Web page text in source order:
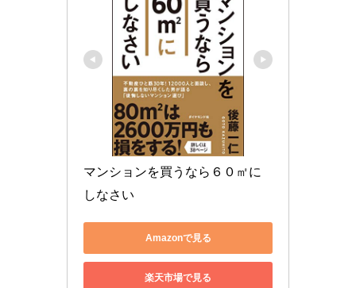
マンションを買うなら６０㎡に
しなさい
Amazonで見る
楽天市場で見る